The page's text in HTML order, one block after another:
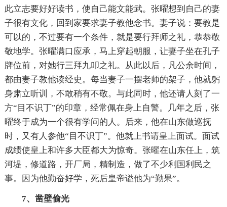
此立志要好好读书，使自己能文能武。张曜想到自己的妻
子很有文化，回到家要求妻子教他念书。妻子说：要教是
可以的，不过要有一个条件，就是要行拜师之礼，恭恭敬
敬地学。张曜满口应承，马上穿起朝服，让妻子坐在孔子
牌位前，对她行三拜九叩之礼。从此以后，凡公余时间，
都由妻子教他读经史。每当妻子一摆老师的架子，他就躬
身肃立听训，不敢稍有不敬。与此同时，他还请人刻了一
方“目不识丁”的印章，经常佩在身上自警。几年之后，张
曜终于成为一个很有学问的人。后来，他在山东做巡抚
时，又有人参他“目不识丁”。他就上书请皇上面试。面试
成绩使皇上和许多大臣都大为惊奇。张曜在山东任上，筑
河堤，修道路，开厂局，精制造，做了不少利国利民之
事。因为他勤奋好学，死后皇帝谥他为“勤果”。
7、凿壁偷光